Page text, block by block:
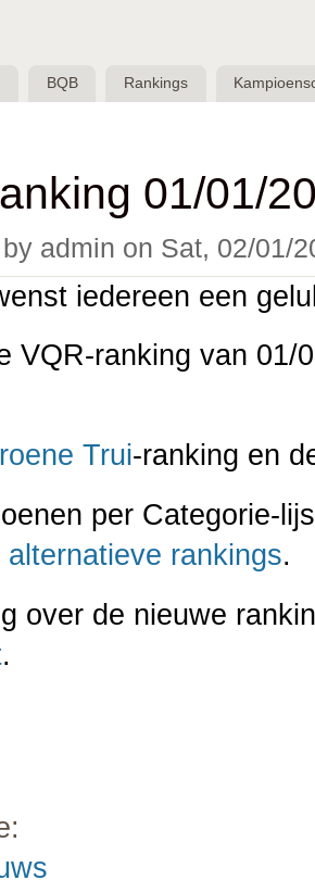
BQB Rankings
01/01/
admin on Sat, 02/01/
iedereen een
VQR-ranking van
Trui-ranking en
per Categorie-
alternatieve rankings.
over de nieuwe
.